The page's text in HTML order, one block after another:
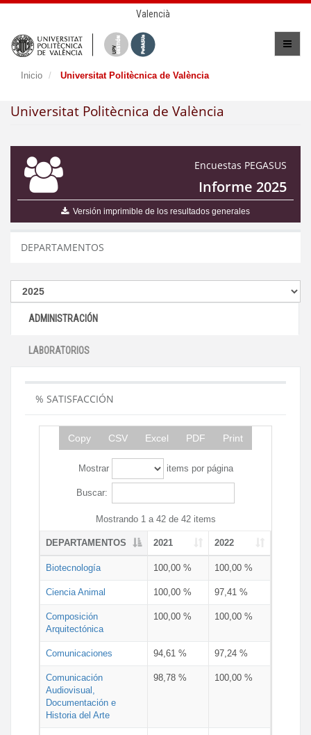
Valencià
Inicio Universitat Politècnica de València
Universitat Politècnica de València
Encuestas PEGASUS
Informe 2025
Versión imprimible de los resultados generales
DEPARTAMENTOS
ADMINISTRACIÓN
LABORATORIOS
% SATISFACCIÓN
Copy CSV Excel PDF Print
Mostrar items por página
Buscar:
Mostrando 1 a 42 de 42 items
DEPARTAMENTOS 2021 2022
Biotecnología 100,00 % 100,00 %
Ciencia Animal 100,00 % 97,41 %
Composición
Arquitectónica
100,00 % 100,00 %
Comunicaciones 94,61 % 97,24 %
Comunicación
Audiovisual,
Documentación e
Historia del Arte
98,78 % 100,00 %